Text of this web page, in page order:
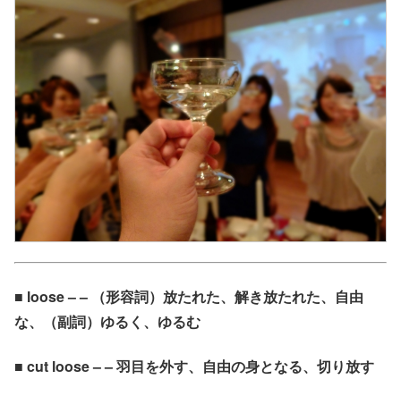
■ loose – – （形容詞）放たれた、解き放たれた、自由
な、（副詞）ゆるく、ゆるむ
■ cut loose – – 羽目を外す、自由の身となる、切り放す